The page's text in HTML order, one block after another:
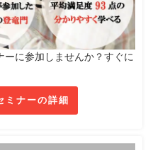
に参加しませんか？すぐに
ミナーの詳細